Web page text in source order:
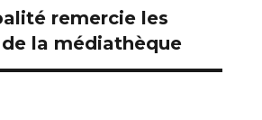
remercie les
la médiathèque